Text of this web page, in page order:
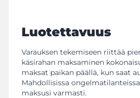
Luotettavuus
Varauksen tekemiseen riittää
käsirahan maksaminen
maksat paikan päällä, kun saat
Mahdollisissa
maksusi varmasti.